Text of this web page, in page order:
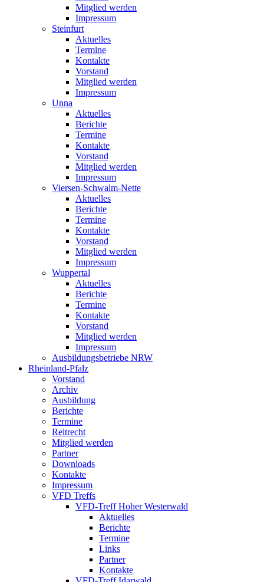
Mitglied werden
Impressum
Steinfurt
Aktuelles
Termine
Kontakte
Vorstand
Mitglied werden
Impressum
Unna
Aktuelles
Berichte
Termine
Kontakte
Vorstand
Mitglied werden
Impressum
Viersen-Schwalm-Nette
Aktuelles
Berichte
Termine
Kontakte
Vorstand
Mitglied werden
Impressum
Wuppertal
Aktuelles
Berichte
Termine
Kontakte
Vorstand
Mitglied werden
Impressum
Ausbildungsbetriebe NRW
Rheinland-Pfalz
Vorstand
Archiv
Ausbildung
Berichte
Termine
Reitrecht
Mitglied werden
Partner
Downloads
Kontakte
Impressum
VFD Treffs
VFD-Treff Hoher Westerwald
Aktuelles
Berichte
Termine
Links
Partner
Kontakte